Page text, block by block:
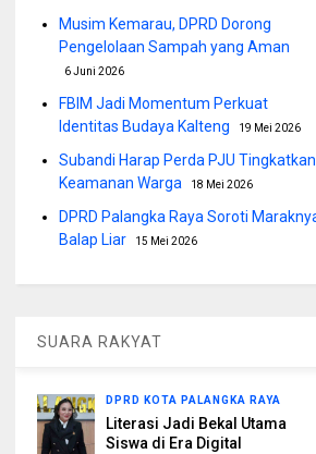
Musim Kemarau, DPRD Dorong
Pengelolaan Sampah yang Aman
6 Juni 2026
FBIM Jadi Momentum Perkuat
Identitas Budaya Kalteng
19 Mei 2026
Subandi Harap Perda PJU Tingkatkan
Keamanan Warga
18 Mei 2026
DPRD Palangka Raya Soroti
Balap Liar
15 Mei 2026
SUARA RAKYAT
DPRD KOTA PALANGKA RAYA
Literasi Jadi Bekal Utama
Siswa di Era Digital